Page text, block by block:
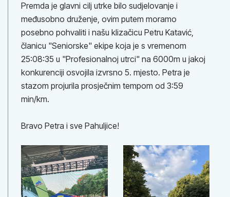
Premda je glavni cilj utrke bilo sudjelovanje i
međusobno druženje, ovim putem moramo
posebno pohvaliti i našu klizačicu Petru Katavić,
članicu "Seniorske" ekipe koja je s vremenom
25:08:35 u "Profesionalnoj utrci" na 6000m u jakoj
konkurenciji osvojila izvrsno 5. mjesto. Petra je
stazom projurila prosječnim tempom od 3:59
min/km.
Bravo Petra i sve Pahuljice!